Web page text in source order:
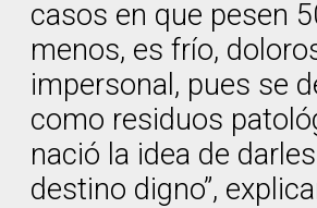
casos en que pesen
menos, es frío,
impersonal, pues se
como residuos
nació la idea de
destino digno”,